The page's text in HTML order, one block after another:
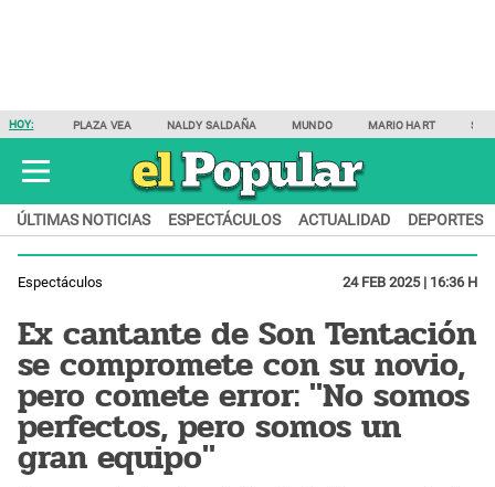
HOY: PLAZA VEA NALDY SALDAÑA MUNDO MARIO HART
ÚLTIMAS NOTICIAS ESPECTÁCULOS ACTUALIDAD DEPORTES
Espectáculos 24 FEB 2025 | 16:36 H
Ex cantante de Son Tentación
se compromete con su novio,
pero comete error: "No somos
perfectos, pero somos un
gran equipo"